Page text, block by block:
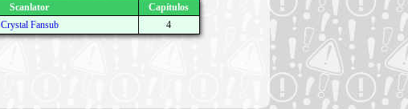
Scanlator
Capítulos
Crystal Fansub
4